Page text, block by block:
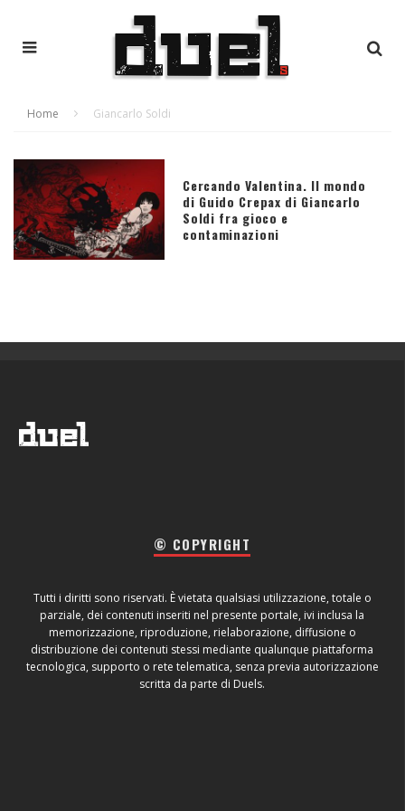
Home Giancarlo Soldi
Cercando Valentina. Il mondo
di Guido Crepax di Giancarlo
Soldi fra gioco e
contaminazioni
© COPYRIGHT
Tutti i diritti sono riservati. È vietata qualsiasi utilizzazione, totale o
parziale, dei contenuti inseriti nel presente portale, ivi inclusa la
memorizzazione, riproduzione, rielaborazione, diffusione o
distribuzione dei contenuti stessi mediante qualunque piattaforma
tecnologica, supporto o rete telematica, senza previa autorizzazione
scritta da parte di Duels.